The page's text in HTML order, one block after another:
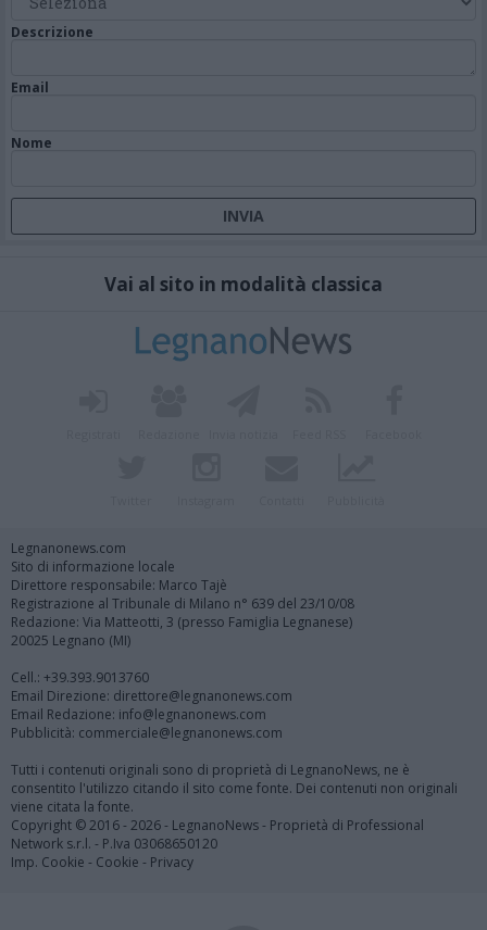
Descrizione
Email
Nome
Vai al sito in modalità classica
Legnanonews.com
Sito di informazione locale
Direttore responsabile: Marco Tajè
Registrazione al Tribunale di Milano n° 639 del 23/10/08
Redazione: Via Matteotti, 3 (presso Famiglia Legnanese)
20025 Legnano (MI)
Cell.: +39.393.9013760
Email Direzione: direttore@legnanonews.com
Email Redazione: info@legnanonews.com
Pubblicità: commerciale@legnanonews.com
Tutti i contenuti originali sono di proprietà di LegnanoNews, ne è
consentito l'utilizzo citando il sito come fonte. Dei contenuti non originali
viene citata la fonte.
Copyright © 2016 - 2026 - LegnanoNews - Proprietà di Professional
Network s.r.l. - P.Iva 03068650120
Imp. Cookie - Cookie - Privacy